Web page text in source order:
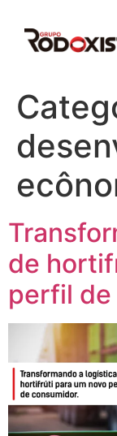
de
perfil de